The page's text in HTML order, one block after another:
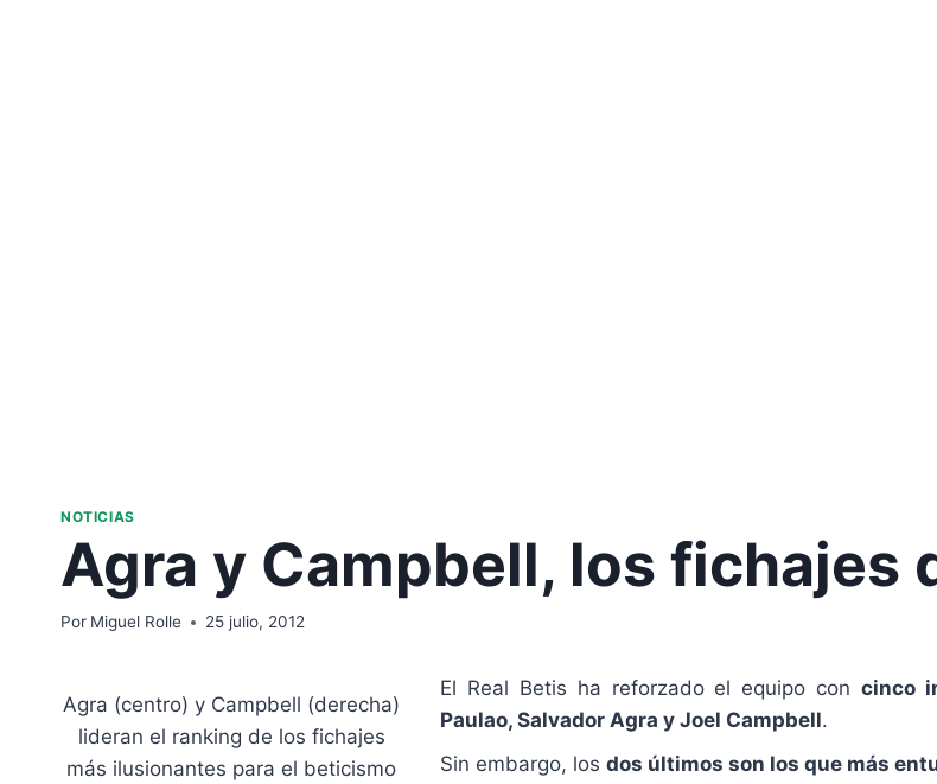
NOTICIAS
Agra y Campbell, los fichajes
Por Miguel Rolle 25 julio, 2012
Agra (centro) y Campbell (derecha)
lideran el ranking de los fichajes
más ilusionantes para el beticismo
El Real Betis ha reforzado el equipo con cinco
Paulao, Salvador Agra y Joel Campbell.
Sin embargo, los dos últimos son los que más